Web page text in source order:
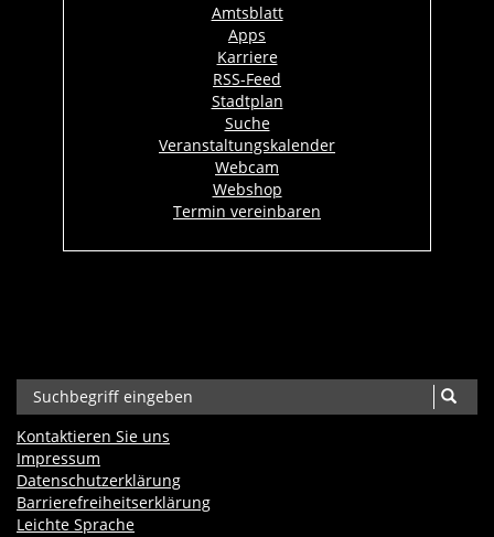
Amtsblatt
Apps
Karriere
RSS-Feed
Stadtplan
Suche
Veranstaltungskalender
Webcam
Webshop
Termin vereinbaren
Kontaktieren Sie uns
Impressum
Datenschutzerklärung
Barrierefreiheits­erklärung
Leichte Sprache